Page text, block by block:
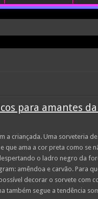
para amantes
a criançada. Uma sorveteria
ama a cor preta como se
o ladro negro da
amêndoa e carvão. Para
decorar o sorvete com
também segue a tendência